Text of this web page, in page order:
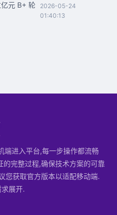
元 B+ 轮
2026-05-24
01:40:13
端进入平台,每一步操作都流畅
的完整过程,确保技术方案的可靠
您获取官方版本以适配移动端.
展开.